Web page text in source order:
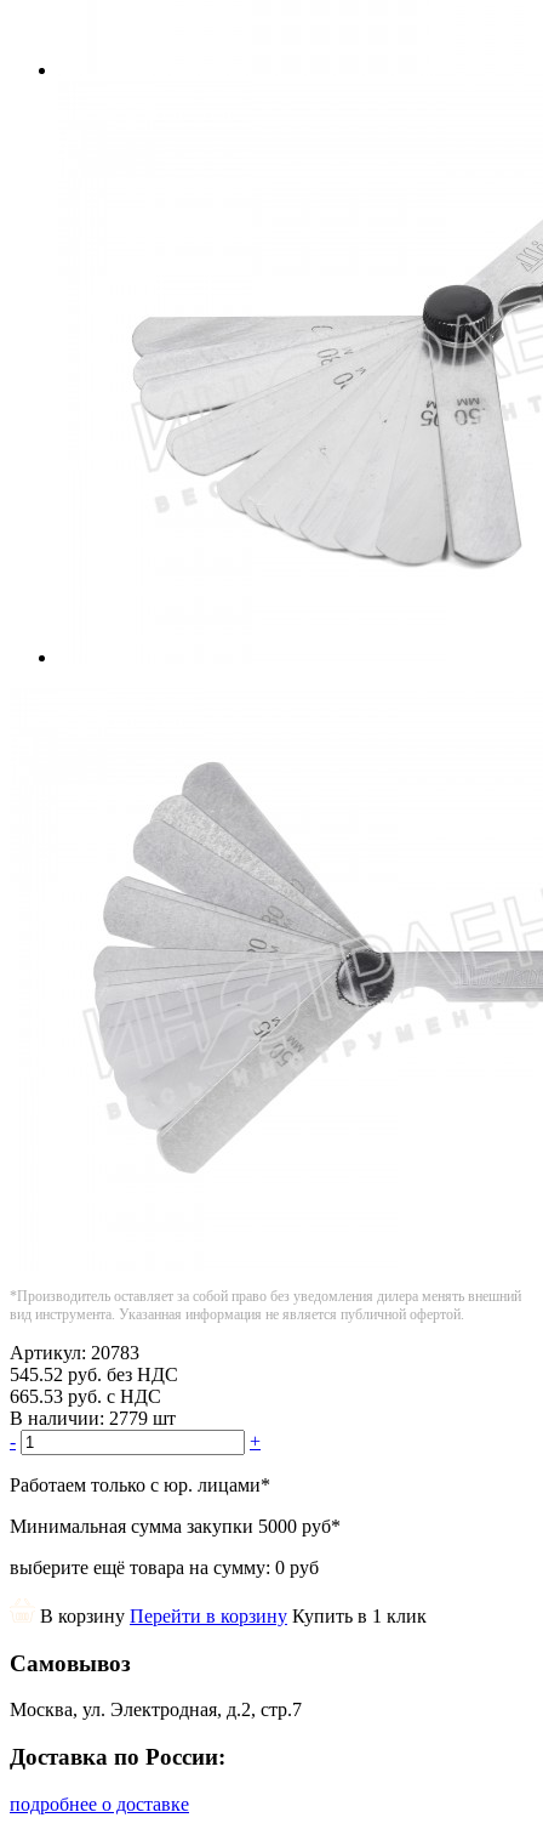
*Производитель оставляет за собой право без уведомления дилера менять внешний
вид инструмента. Указанная информация не является публичной офертой.
Артикул: 20783
545.52 руб. без НДС
665.53 руб. с НДС
В наличии: 2779 шт
-
+
Работаем только с юр. лицами*
Минимальная сумма закупки 5000 руб*
выберите ещё товара на сумму: 0 руб
В корзину Перейти в корзину Купить в 1 клик
Самовывоз
Москва, ул. Электродная, д.2, стр.7
Доставка по России:
подробнее о доставке